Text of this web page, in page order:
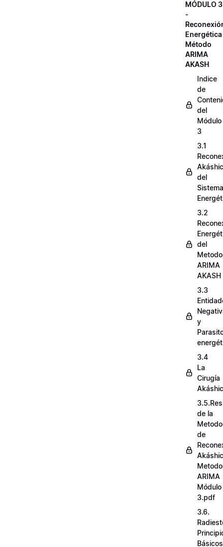
MÓDULO 3
-
Energética
Método
ARIMA
AKASH
Indice
de
del
Módulo
3
3.1
del
Sistema
3.2
del
Metodo
ARIMA
AKASH
3.3
y
3.4
La
Cirugía
de la
de
Metodo
ARIMA
Módulo
3.pdf
3.6.
Básicos